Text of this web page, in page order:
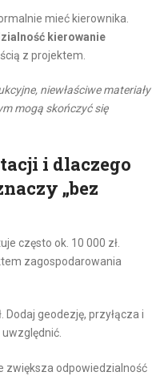
mieć kierownika.
kierowanie
z projektem.
niewłaściwe materiały
mogą skończyć się
i dlaczego
„bez
często ok. 10 000 zł.
zagospodarowania
Dodaj geodezję, przyłącza i
zwiększa odpowiedzialność